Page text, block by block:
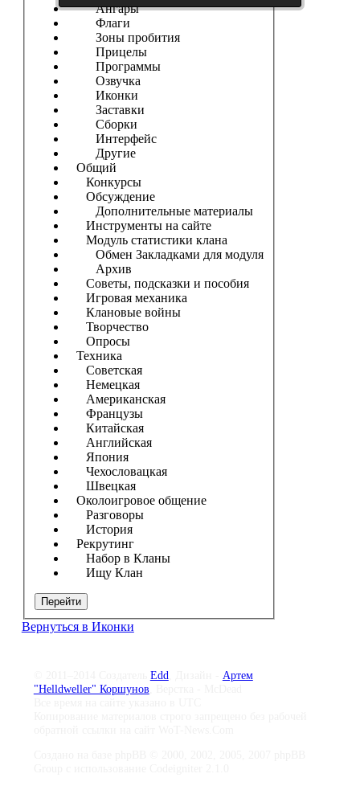
Ангары
Флаги
Зоны пробития
Прицелы
Программы
Озвучка
Иконки
Заставки
Сборки
Интерфейс
Другие
Общий
Конкурсы
Обсуждение
Дополнительные материалы
Инструменты на сайте
Модуль статистики клана
Обмен Закладками для модуля
Архив
Советы, подсказки и пособия
Игровая механика
Клановые войны
Творчество
Опросы
Техника
Советская
Немецкая
Американская
Французы
Китайская
Английская
Япония
Чехословацкая
Швецкая
Околоигровое общение
Разговоры
История
Рекрутинг
Набор в Кланы
Ищу Клан
Перейти
Вернуться в Иконки
Edd
Артем
"Helldweller" Коршунов